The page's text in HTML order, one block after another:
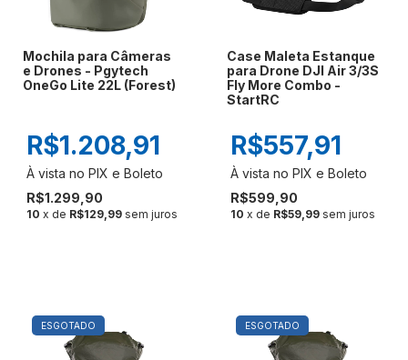
Mochila para Câmeras
e Drones - Pgytech
OneGo Lite 22L (Forest)
R$1.299,90
R$1.208,91
10 x de R$129,99 sem juros
Case Maleta Estanque
para Drone DJI Air 3/3S
Fly More Combo -
StartRC
R$599,90
R$557,91
10 x de R$59,99 sem juros
ESGOTADO ESGOTADO